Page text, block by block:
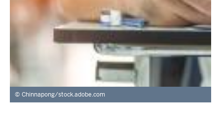
Chinnapong/stock.adobe.com